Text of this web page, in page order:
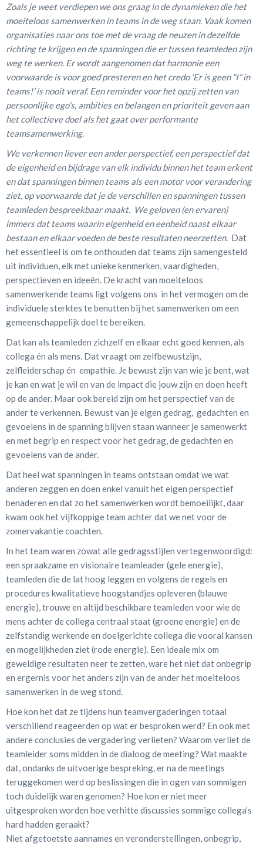
Zoals je weet verdiepen we ons graag in de dynamieken die het
moeiteloos samenwerken in teams in de weg staan. Vaak komen
organisaties naar ons toe met de vraag de neuzen in dezelfde
richting te krijgen en de spanningen die er tussen teamleden zijn
weg te werken. Er wordt aangenomen dat harmonie een
voorwaarde is voor goed presteren en het credo ‘Er is geen “I” in
teams!’ is nooit veraf. Een reminder voor het opzij zetten van
persoonlijke ego’s, ambities en belangen en prioriteit geven aan
het collectieve doel als het gaat over performante
teamsamenwerking.
We verkennen liever een ander perspectief, een perspectief dat
de eigenheid en bijdrage van elk individu binnen het team erkent
en dat spanningen binnen teams als een motor voor verandering
ziet, op voorwaarde dat je de verschillen en spanningen tussen
teamleden bespreekbaar maakt.
We geloven (en ervaren)
immers dat teams waarin eigenheid en eenheid naast elkaar
bestaan en elkaar voeden de beste resultaten neerzetten. Dat
het essentieel is om te onthouden dat teams zijn samengesteld
uit individuen, elk met unieke kenmerken, vaardigheden,
perspectieven en ideeën. De kracht van moeiteloos
samenwerkende teams ligt volgens ons in het vermogen om de
individuele sterktes te benutten bij het samenwerken om een
gemeenschappelijk doel te bereiken.
Dat kan als teamleden zichzelf en elkaar echt goed kennen, als
collega én als mens. Dat vraagt om zelfbewustzijn,
zelfleiderschap én empathie. Je bewust zijn van wie je bent, wat
je kan en wat je wil en van de impact die jouw zijn en doen heeft
op de ander. Maar ook bereid zijn om het perspectief van de
ander te verkennen. Bewust van je eigen gedrag, gedachten en
gevoelens in de spanning blijven staan wanneer je samenwerkt
en met begrip en respect voor het gedrag, de gedachten en
gevoelens van de ander.
Dat heel wat spanningen in teams ontstaan omdat we wat
anderen zeggen en doen enkel vanuit het eigen perspectief
benaderen en dat zo het samenwerken wordt bemoeilijkt, daar
kwam ook het vijfkoppige team achter dat we net voor de
zomervakantie coachten.
In het team waren zowat alle gedragsstijlen vertegenwoordigd:
een spraakzame en visionaire teamleader (gele energie),
teamleden die de lat hoog leggen en volgens de regels en
procedures kwalitatieve hoogstandjes opleveren (blauwe
energie), trouwe en altijd beschikbare teamleden voor wie de
mens achter de collega centraal staat (groene energie) en de
zelfstandig werkende en doelgerichte collega die vooral kansen
en mogelijkheden ziet (rode energie). Een ideale mix om
geweldige resultaten neer te zetten, ware het niet dat onbegrip
en ergernis voor het anders zijn van de ander het moeiteloos
samenwerken in de weg stond.
Hoe kon het dat ze tijdens hun teamvergaderingen totaal
verschillend reageerden op wat er besproken werd? En ook met
andere conclusies de vergadering verlieten? Waarom verliet de
teamleider soms midden in de dialoog de meeting? Wat maakte
dat, ondanks de uitvoerige bespreking, er na de meetings
teruggekomen werd op beslissingen die in ogen van sommigen
toch duidelijk waren genomen? Hoe kon er niet meer
uitgesproken worden hoe verhitte discussies sommige collega’s
hard hadden geraakt?
Niet afgetoetste aannames en veronderstellingen, onbegrip,